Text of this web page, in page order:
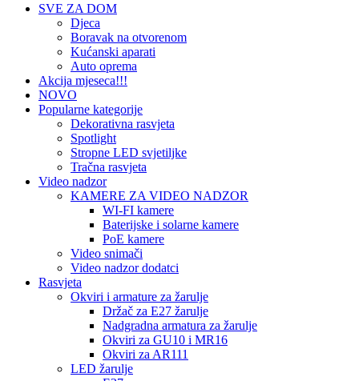
SVE ZA DOM
Djeca
Boravak na otvorenom
Kućanski aparati
Auto oprema
Akcija mjeseca!!!
NOVO
Popularne kategorije
Dekorativna rasvjeta
Spotlight
Stropne LED svjetiljke
Tračna rasvjeta
Video nadzor
KAMERE ZA VIDEO NADZOR
WI-FI kamere
Baterijske i solarne kamere
PoE kamere
Video snimači
Video nadzor dodatci
Rasvjeta
Okviri i armature za žarulje
Držač za E27 žarulje
Nadgradna armatura za žarulje
Okviri za GU10 i MR16
Okviri za AR111
LED žarulje